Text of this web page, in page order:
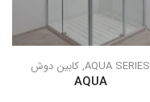
AQUA SERIES
,کابین دوش
AQUA